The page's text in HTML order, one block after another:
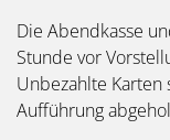
Die Abendkasse
Stunde vor
Unbezahlte
Aufführung